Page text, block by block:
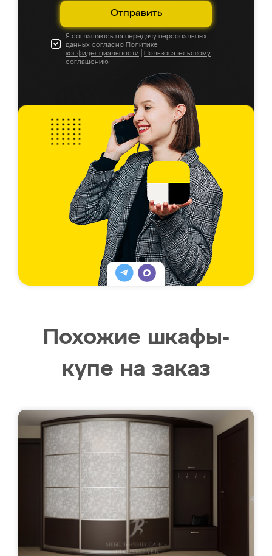
Отправить
Я соглашаюсь на передачу персональных
данных согласно Политике
конфиденциальности
Пользовательскому
соглашению
Похожие шкафы-
купе на заказ